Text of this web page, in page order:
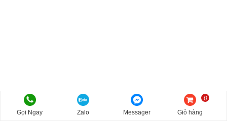
Gọi Ngay Zalo Messager Giỏ hàng
0